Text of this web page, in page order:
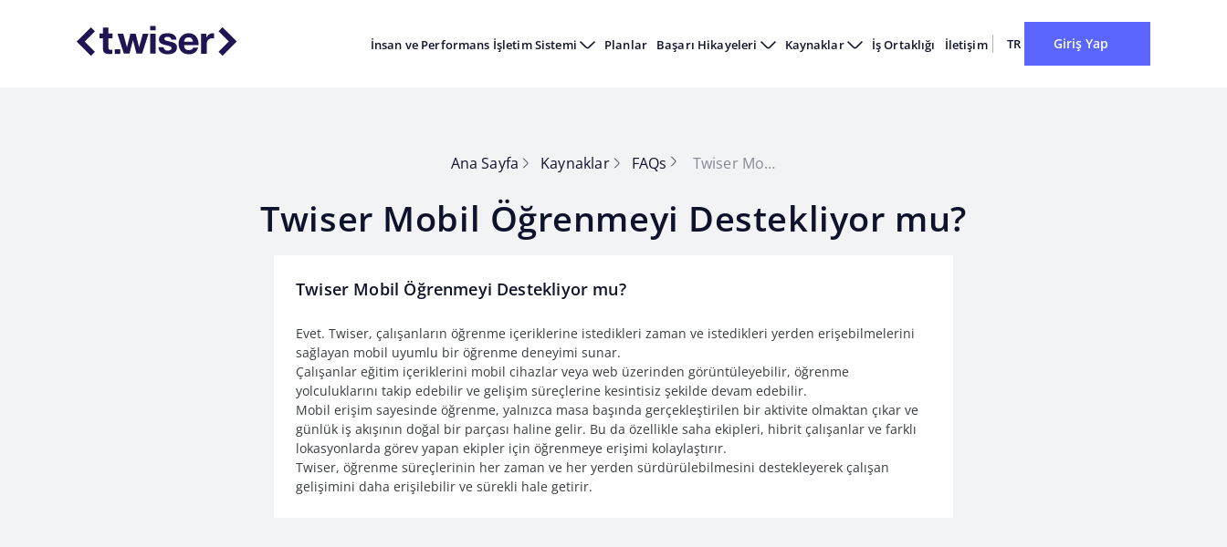
İnsan ve Performans İşletim Sistemi Planlar Başarı Hikayeleri Kaynaklar İş Ortaklığı İletişim TR Giriş Yap
Ana Sayfa Kaynaklar FAQs Twiser Mobil Öğrenmeyi Destekliyor mu?
Twiser Mobil Öğrenmeyi Destekliyor mu?
Twiser Mobil Öğrenmeyi Destekliyor mu?
Evet. Twiser, çalışanların öğrenme içeriklerine istedikleri zaman ve istedikleri yerden erişebilmelerini
sağlayan mobil uyumlu bir öğrenme deneyimi sunar.
Çalışanlar eğitim içeriklerini mobil cihazlar veya web üzerinden görüntüleyebilir, öğrenme
yolculuklarını takip edebilir ve gelişim süreçlerine kesintisiz şekilde devam edebilir.
Mobil erişim sayesinde öğrenme, yalnızca masa başında gerçekleştirilen bir aktivite olmaktan çıkar ve
günlük iş akışının doğal bir parçası haline gelir. Bu da özellikle saha ekipleri, hibrit çalışanlar ve farklı
lokasyonlarda görev yapan ekipler için öğrenmeye erişimi kolaylaştırır.
Twiser, öğrenme süreçlerinin her zaman ve her yerden sürdürülebilmesini destekleyerek çalışan
gelişimini daha erişilebilir ve sürekli hale getirir.